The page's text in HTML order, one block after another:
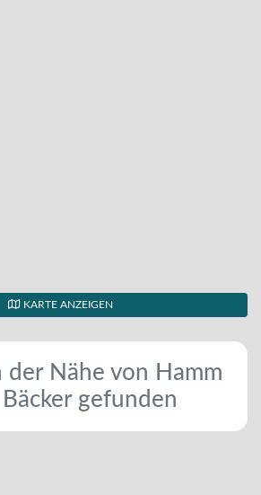
KARTE ANZEIGEN
der Nähe von Hamm
gefunden